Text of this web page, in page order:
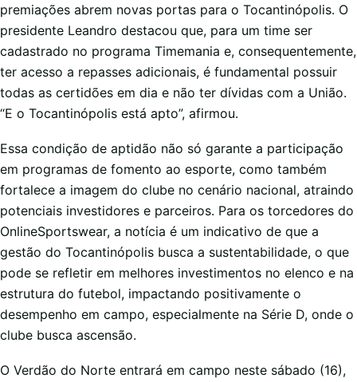
premiações abrem novas portas para o Tocantinópolis. O
presidente Leandro destacou que, para um time ser
cadastrado no programa Timemania e, consequentemente,
ter acesso a repasses adicionais, é fundamental possuir
todas as certidões em dia e não ter dívidas com a União.
“E o Tocantinópolis está apto”, afirmou.
Essa condição de aptidão não só garante a participação
em programas de fomento ao esporte, como também
fortalece a imagem do clube no cenário nacional, atraindo
potenciais investidores e parceiros. Para os torcedores do
OnlineSportswear, a notícia é um indicativo de que a
gestão do Tocantinópolis busca a sustentabilidade, o que
pode se refletir em melhores investimentos no elenco e na
estrutura do futebol, impactando positivamente o
desempenho em campo, especialmente na Série D, onde o
clube busca ascensão.
O Verdão do Norte entrará em campo neste sábado (16),